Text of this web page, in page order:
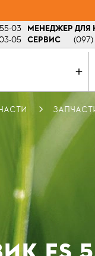
03
05
МЕНЕДЖЕР ДЛЯ
СЕРВИС
(097)